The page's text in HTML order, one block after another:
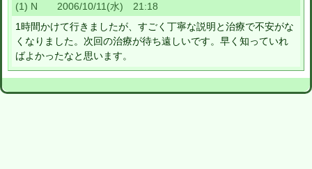
(1) N 2006/10/11(水) 21:18
1時間かけて行きましたが、すごく丁寧な説明と治療で不安がな
くなりました。次回の治療が待ち遠しいです。早く知っていれ
ばよかったなと思います。